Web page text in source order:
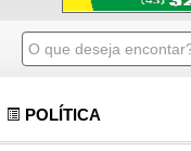
POLÍTICA